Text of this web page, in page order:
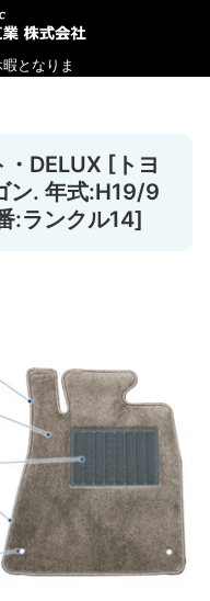
DELUX [トヨ
ン. 年式:H19/9
:ランクル14]